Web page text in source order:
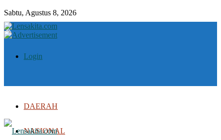
Sabtu, Agustus 8, 2026
Login
DAERAH
NASIONAL